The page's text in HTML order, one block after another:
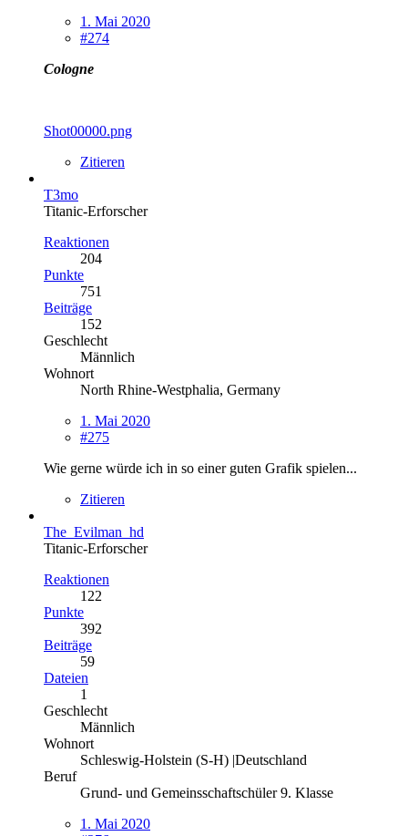
1. Mai 2020
#274
Cologne
Shot00000.png
Zitieren
T3mo
Titanic-Erforscher
Reaktionen
204
Punkte
751
Beiträge
152
Geschlecht
Männlich
Wohnort
North Rhine-Westphalia, Germany
1. Mai 2020
#275
Wie gerne würde ich in so einer guten Grafik spielen...
Zitieren
The_Evilman_hd
Titanic-Erforscher
Reaktionen
122
Punkte
392
Beiträge
59
Dateien
1
Geschlecht
Männlich
Wohnort
Schleswig-Holstein (S-H) |Deutschland
Beruf
Grund- und Gemeinsschaftschüler 9. Klasse
1. Mai 2020